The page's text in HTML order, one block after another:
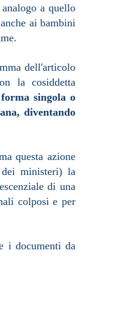
a quello
ai bambini
dell'articolo
la cosiddetta
singola o
diventando
questa azione
ministeri) la
di una
colposi e per
i documenti da